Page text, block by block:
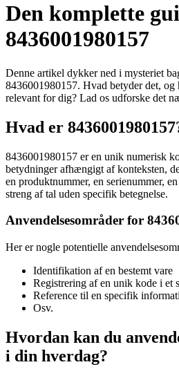
Den komplette
8436001980157
Denne artikel dykker ned i mysteriet
8436001980157. Hvad betyder det,
relevant for dig? Lad os udforske det
Hvad er
8436001980157 er en unik numerisk
betydninger afhængigt af konteksten,
en produktnummer, en serienummer,
streng af tal uden specifik betegnelse.
Anvendelsesområder for
Her er nogle potentielle
Identifikation af en bestemt vare
Registrering af en unik kode i et
Reference til en specifik
Osv.
Hvordan kan du
i din hverdag?